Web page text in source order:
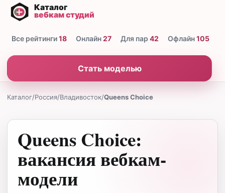
Все рейтинги18 Онлайн27 Для пар 42 Офлайн105
Стать моделью
Каталог/Россия/Владивосток/Queens Choice
Queens Choice:
вакансия вебкам-
модели